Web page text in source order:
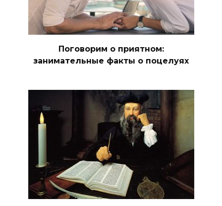
Поговорим о приятном:
занимательные факты о поцелуях